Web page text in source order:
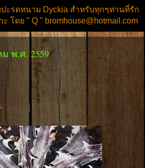
ะรดหนาม Dyckia สำหรับทุกๆท่านที่รัก
โดย " Q " bromhouse@hotmail.com
พ.ศ. 2559